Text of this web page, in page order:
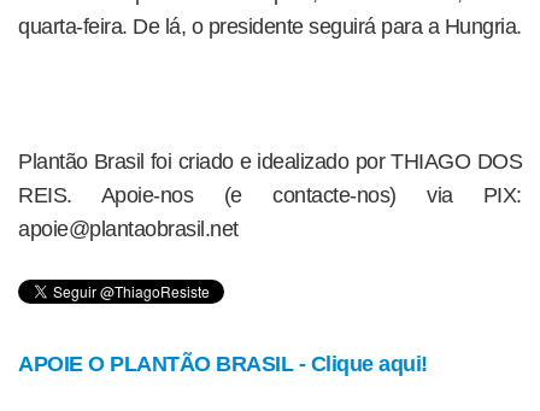
quarta-feira. De lá, o presidente seguirá para a Hungria.
Plantão Brasil foi criado e idealizado por THIAGO DOS
REIS. Apoie-nos (e contacte-nos) via PIX:
apoie@plantaobrasil.net
APOIE O PLANTÃO BRASIL - Clique aqui!